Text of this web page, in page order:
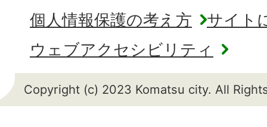
個人情報保護の考え方
サイト
ウェブアクセシビリティ
Copyright (c) 2023 Komatsu city. All